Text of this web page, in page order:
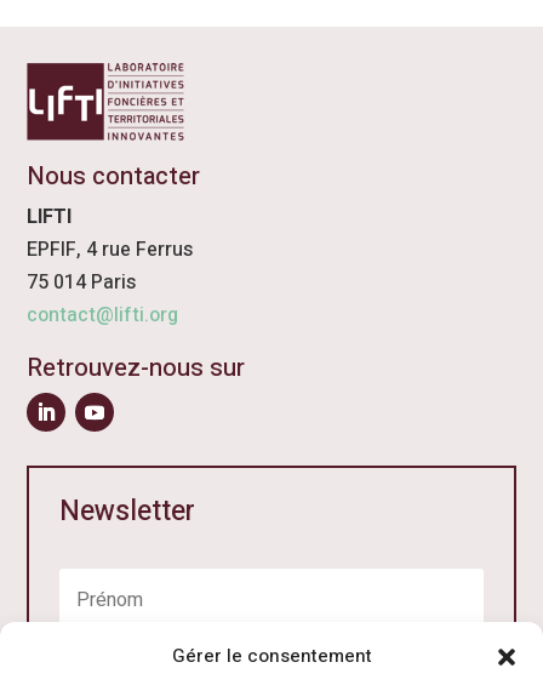
Gérer le consentement
Nous contacter
LIFTI
EPFIF, 4 rue Ferrus
75 014 Paris
contact@lifti.org
Retrouvez-nous sur
Newsletter